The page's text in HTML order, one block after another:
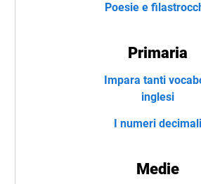
Poesie e
Primaria
Impara tanti
inglesi
I numeri decimali
Medie